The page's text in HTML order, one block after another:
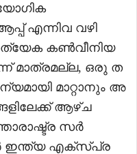
എന്നിവ വഴി
കൺവീനിയ
മാത്രമല്ല, ഒരു ത
മാറ്റാനും അ
ആഴ്ച
സർ
ഇന്ത്യ എക്സ്പ്ര